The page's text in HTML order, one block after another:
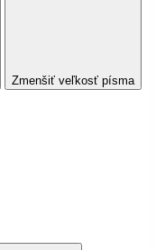
Zmenšiť veľkosť písma